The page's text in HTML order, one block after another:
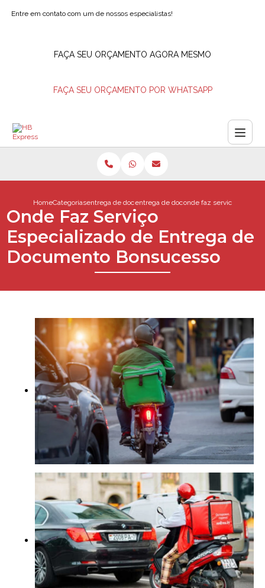
Entre em contato com um de nossos especialistas!
FAÇA SEU ORÇAMENTO AGORA MESMO
FAÇA SEU ORÇAMENTO POR WHATSAPP
HomeCategoriasentrega de documentosentrega de documentos motoboy
onde faz servico
Onde Faz Serviço
Especializado de Entrega de
Documento Bonsucesso